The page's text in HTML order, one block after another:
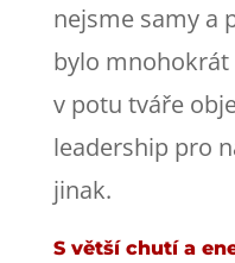
nejsme samy a
bylo
v potu tváře
leadership pro
jinak.
S větší chutí a